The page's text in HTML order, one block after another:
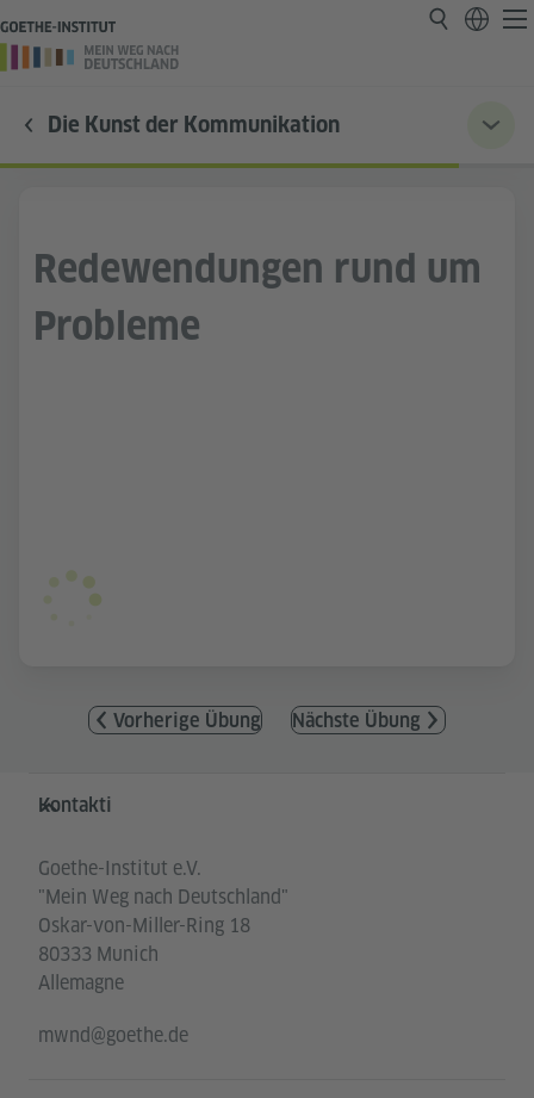
Die Kunst der Kommunikation
Redewendungen rund um
Probleme
Vorherige Übung Nächste Übung
Service- und Informationsbereich
Kontakti
Goethe-Institut e.V.
"Mein Weg nach Deutschland"
Oskar-von-Miller-Ring 18
80333 Munich
Allemagne
mwnd@goethe.de